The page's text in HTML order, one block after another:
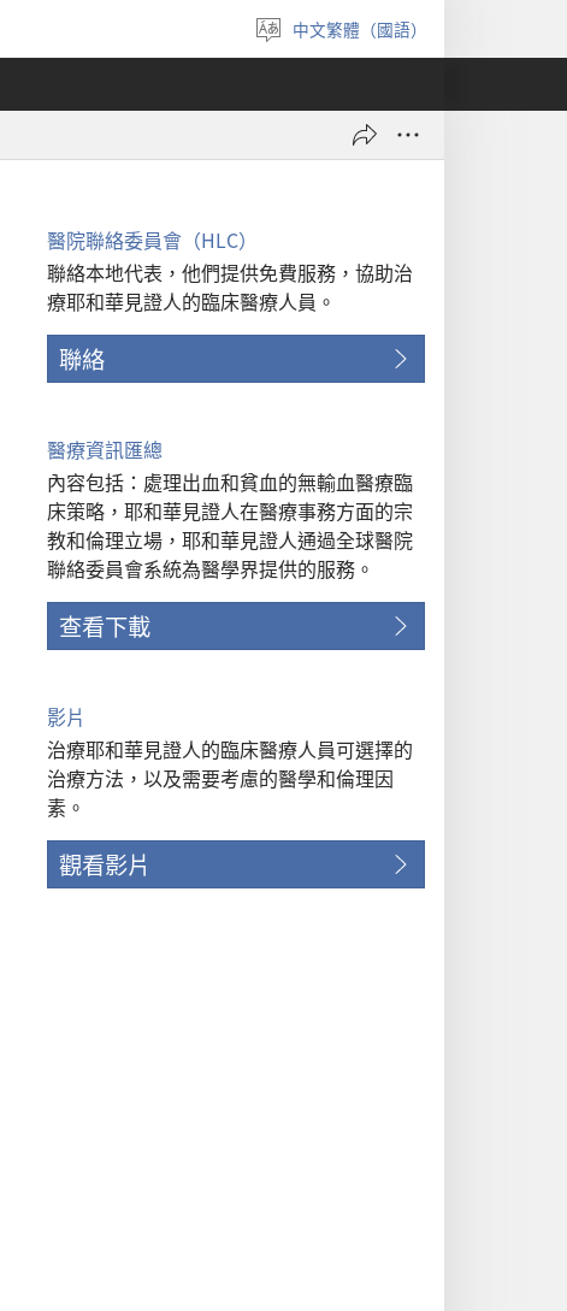
選
擇
言
中文繁體（國語）
醫院聯絡委員會（HLC）
聯絡本地代表，他們提供免費服務，協助治
療耶和華見證人的臨床醫療人員。
聯絡
醫療資訊匯總
內容包括：處理出血和貧血的無輸血醫療臨
床策略，耶和華見證人在醫療事務方面的宗
教和倫理立場，耶和華見證人通過全球醫院
聯絡委員會系統為醫學界提供的服務。
查看下載
影片
治療耶和華見證人的臨床醫療人員可選擇的
治療方法，以及需要考慮的醫學和倫理因
素。
觀看影片